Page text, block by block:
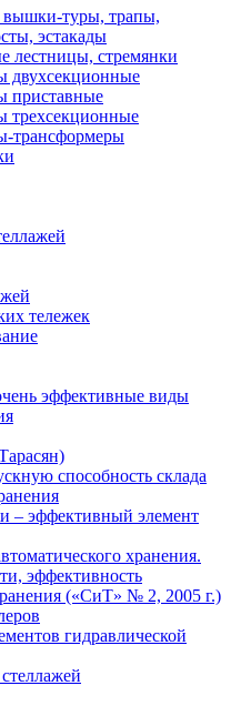
туры, трапы,
эстакады
стремянки
двухсекционные
приставные
трехсекционные
трансформеры
тележек
эффективные виды
способность склада
– эффективный элемент
хранения.
эффективность
(«СиТ» № 2, 2005 г.)
гидравлической